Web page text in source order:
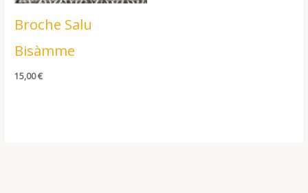
Broche Salu
Bisàmme
15,00€